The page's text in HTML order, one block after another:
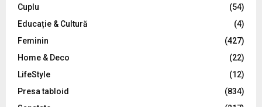
C
Cuplu
(54)
Educație & Cultură
(4)
Feminin
(427)
Home & Deco
(22)
LifeStyle
(12)
Presa tabloid
(834)